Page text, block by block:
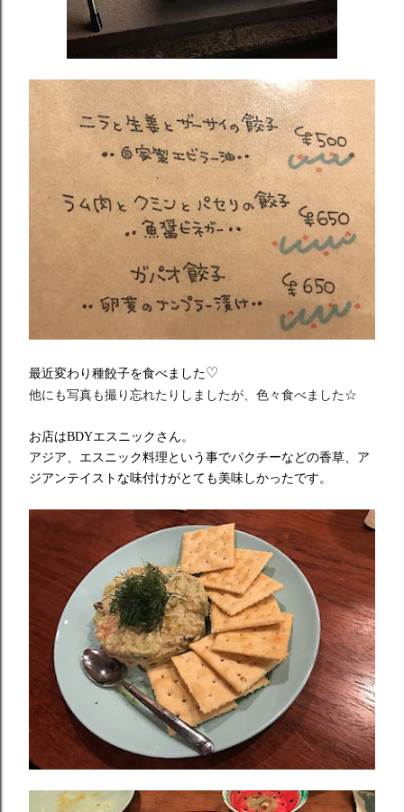
最近変わり種餃子を食べました♡
他にも写真も撮り忘れたりしましたが、色々食べました☆
お店はBDYエスニックさん。
アジア、エスニック料理という事でパクチーなどの香草、 ア
ジアンテイストな味付けがとても美味しかったです。